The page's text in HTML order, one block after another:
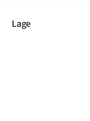
Lage